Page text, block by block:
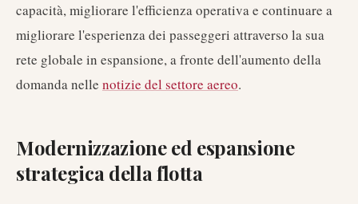
capacità, migliorare l'efficienza operativa e continuare a
migliorare l'esperienza dei passeggeri attraverso la sua
rete globale in espansione, a fronte dell'aumento della
domanda nelle notizie del settore aereo.
Modernizzazione ed espansione
strategica della flotta